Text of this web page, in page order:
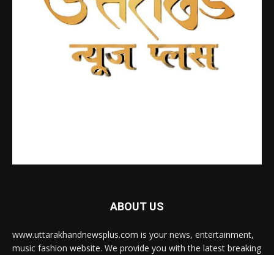
ABOUT US
www.uttarakhandnewsplus.com is your news, entertainment,
music fashion website. We provide you with the latest breaking